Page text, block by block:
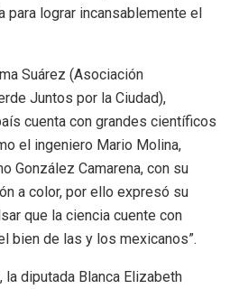
para lograr incansablemente el
Suárez (Asociación
Juntos por la Ciudad),
cuenta con grandes científicos
el ingeniero Mario Molina,
González Camarena, con su
a color, por ello expresó su
que la ciencia cuente con
bien de las y los mexicanos”.
la diputada Blanca Elizabeth